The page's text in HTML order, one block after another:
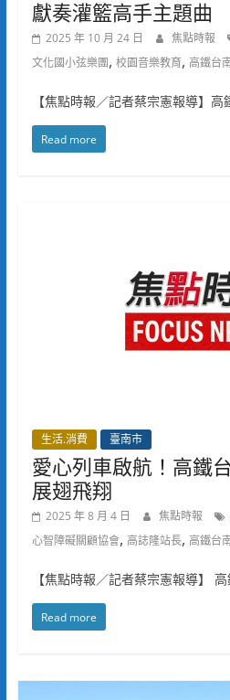
獻奏灌籃高手主題曲
2025 年 10 月 24 日 焦點時報
文化國小弦樂團, 校園音樂教育, 高鐵台
【焦點時報／記者蔡宗憲報導】高
Read more
生活.消費 臺南市
愛心列車啟航！高鐵
展翅飛翔
2025 年 8 月 4 日 焦點時報
心智障礙關顧協會, 高誌隆站長, 高鐵台
【焦點時報／記者蔡宗憲報導】
Read more